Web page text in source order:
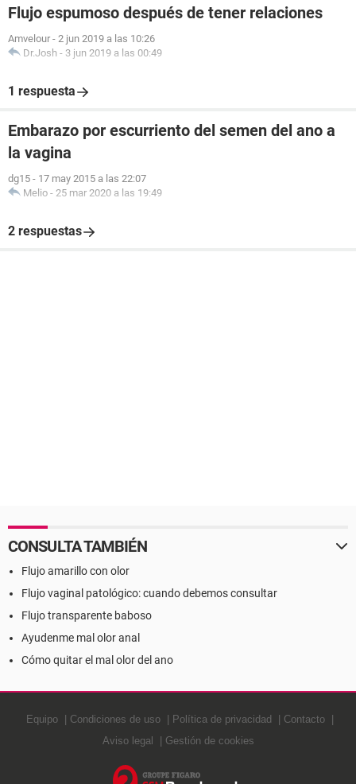
Flujo espumoso después de tener relaciones
Amvelour - 2 jun 2019 a las 10:26
Dr.Josh - 3 jun 2019 a las 00:49
1 respuesta
Embarazo por escurriento del semen del ano a
la vagina
dg15 - 17 may 2015 a las 22:07
Melio - 25 mar 2020 a las 19:49
2 respuestas
CONSULTA TAMBIÉN
Flujo amarillo con olor
Flujo vaginal patológico: cuando debemos consultar
Flujo transparente baboso
Ayudenme mal olor anal
Cómo quitar el mal olor del ano
Equipo Condiciones de uso Política de privacidad
Contacto
Aviso legal
Gestión de cookies